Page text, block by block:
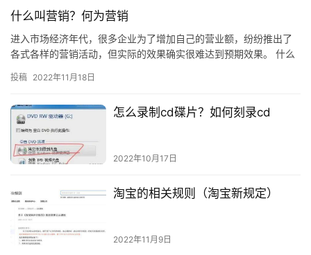
什么叫营销？何为营销
进入市场经济年代，很多企业为了增加自己的营业额，纷纷推出了
各式各样的营销活动，但实际的效果确实很难达到预期效果。 什么
的产…
投稿 2022年11月18日
怎么录制cd碟片？如何刻录cd
2022年10月17日
淘宝的相关规则（淘宝新规定）
2022年11月9日